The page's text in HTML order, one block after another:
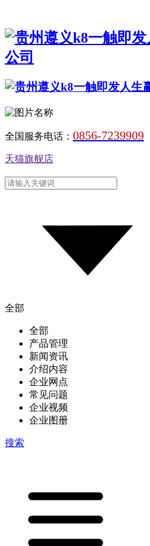
全国服务电话： 0856-7239909
天猫旗舰店
全部
全部
产品管理
新闻资讯
介绍内容
企业网点
常见问题
企业视频
企业图册
搜索